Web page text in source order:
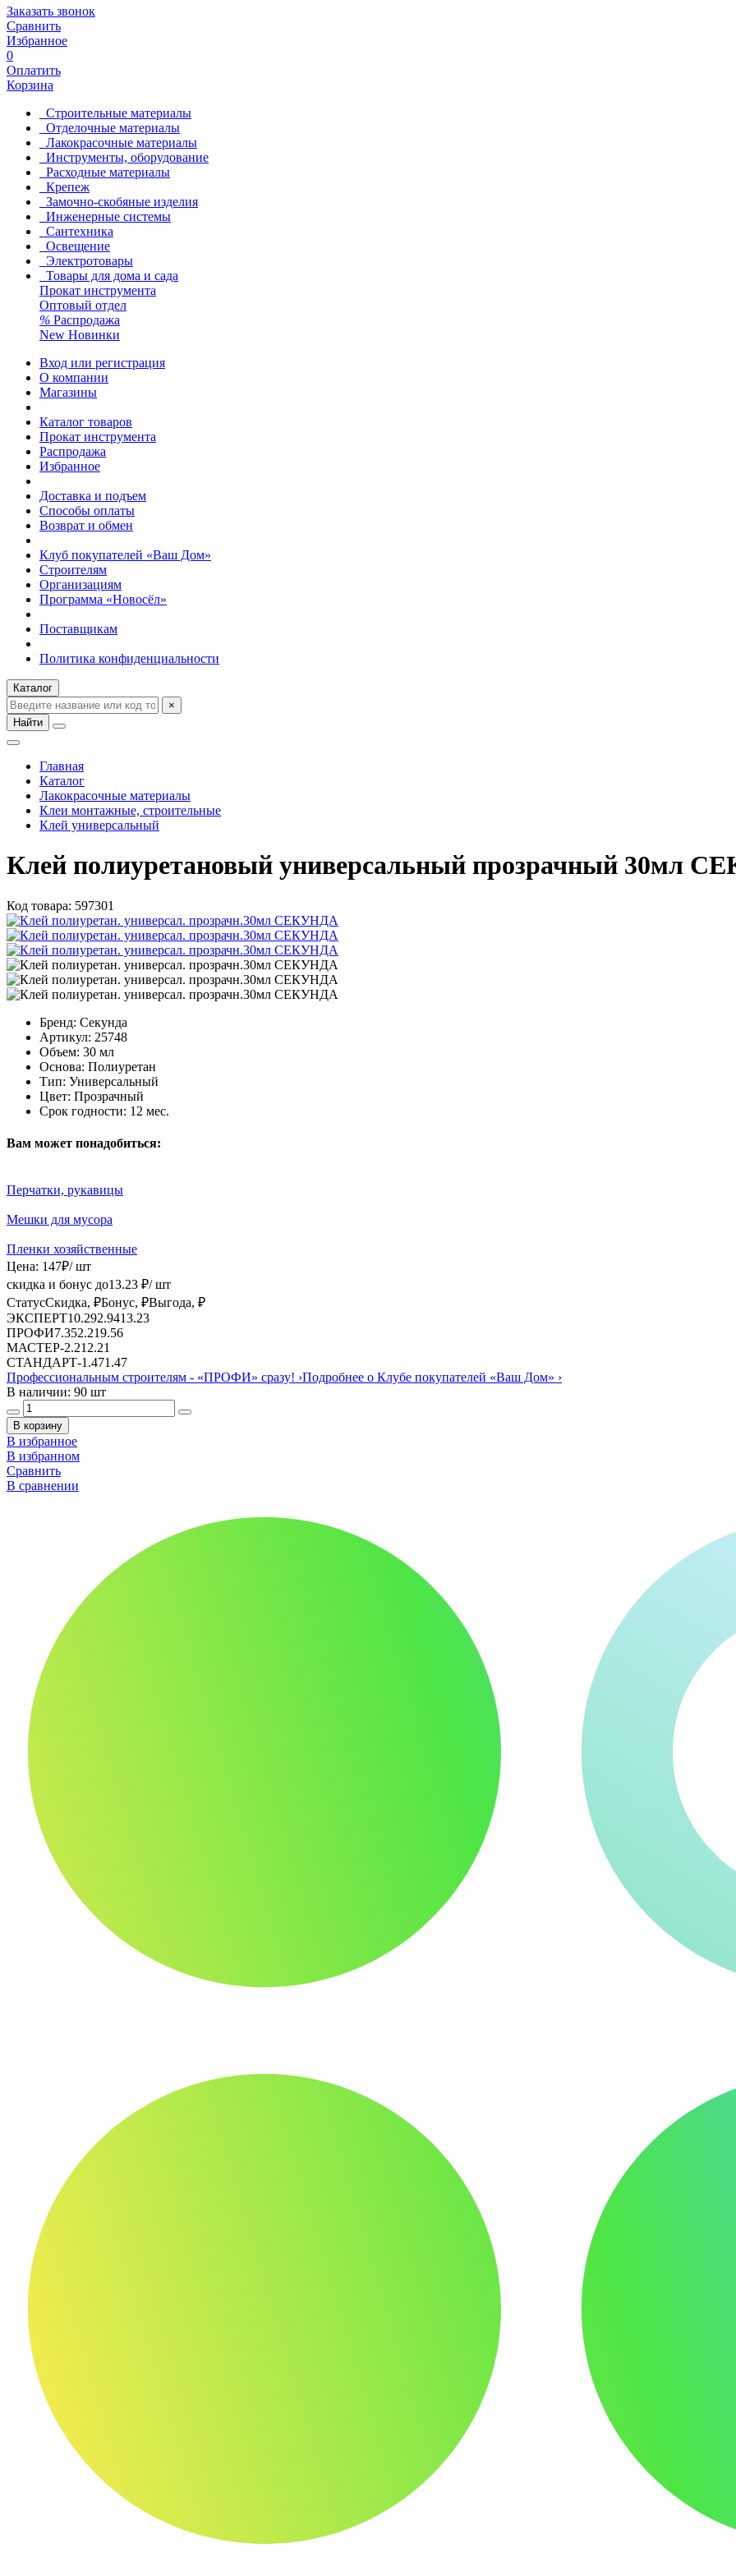
Заказать звонок
Сравнить
Избранное
0
Оплатить
Корзина
Строительные материалы
Отделочные материалы
Лакокрасочные материалы
Инструменты, оборудование
Расходные материалы
Крепеж
Замочно-скобяные изделия
Инженерные системы
Сантехника
Освещение
Электротовары
Товары для дома и сада
Прокат инструмента
Оптовый отдел
% Распродажа
New Новинки
Вход или регистрация
О компании
Магазины
Каталог товаров
Прокат инструмента
Распродажа
Избранное
Доставка и подъем
Способы оплаты
Возврат и обмен
Клуб покупателей «Ваш Дом»
Строителям
Организациям
Программа «Новосёл»
Поставщикам
Политика конфиденциальности
Каталог
×
Найти
Главная
Каталог
Лакокрасочные материалы
Клеи монтажные, строительные
Клей универсальный
Клей полиуретановый универсальный прозрачный 30мл
Код товара: 597301
Бренд: Секунда
Артикул: 25748
Объем: 30 мл
Основа: Полиуретан
Тип: Универсальный
Цвет: Прозрачный
Срок годности: 12 мес.
Вам может понадобиться:
Перчатки, рукавицы
Мешки для мусора
Пленки хозяйственные
Цена: 147₽/ шт
скидка и бонус до13.23 ₽/ шт
СтатусСкидка, ₽Бонус, ₽Выгода, ₽
ЭКСПЕРТ10.292.9413.23
ПРОФИ7.352.219.56
МАСТЕР-2.21 2.21
СТАНДАРТ-1.471.47
Профессиональным строителям - «ПРОФИ» сразу! ›Подробнее о Клубе покупателей «Ваш Дом» ›
В наличии: 90 шт
В корзину
В избранное
В избранном
Сравнить
В сравнении